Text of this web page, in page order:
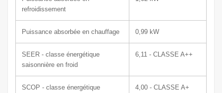
refroidissement
Puissance absorbée en chauffage 0,99 kW
SEER - classe énergétique
saisonnière en froid
6,11 - CLASSE A++
SCOP - classe énergétique
4,00 - CLASSE A+